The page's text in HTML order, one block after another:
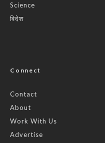
Science
विदेश
Connect
Contact
About
Work With Us
Advertise